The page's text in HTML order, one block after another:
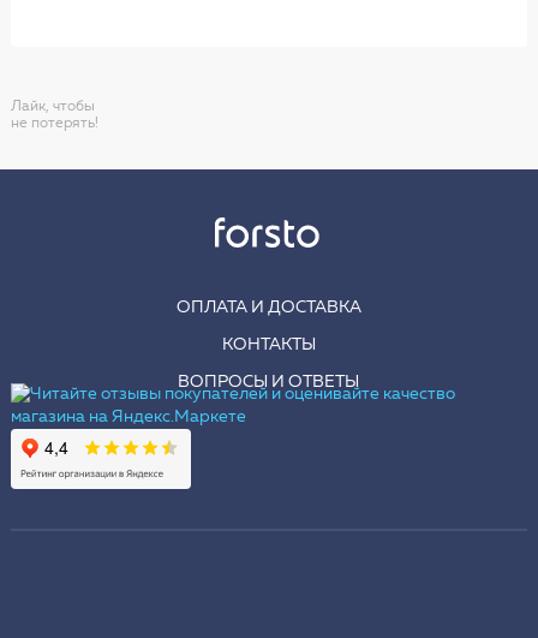
Лайк, чтобы
не потерять!
ОПЛАТА И ДОСТАВКА
КОНТАКТЫ
ВОПРОСЫ И ОТВЕТЫ